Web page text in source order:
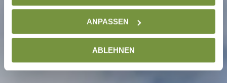
ANPASSEN
ABLEHNEN